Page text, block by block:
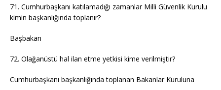
71. Cumhurbaşkanı katılamadığı zamanlar Milli Güvenlik Kurulu
kimin başkanlığında toplanır?
Başbakan
72. Olağanüstü hal ilan etme yetkisi kime verilmiştir?
Cumhurbaşkanı başkanlığında toplanan Bakanlar Kuruluna